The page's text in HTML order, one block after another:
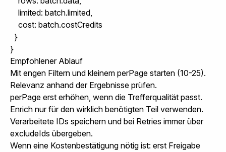
    limited: batch.limited,
    cost: batch.costCredits
  }
}
Empfohlener Ablauf
Mit engen Filtern und kleinem perPage starten (10-25).
Relevanz anhand der Ergebnisse prüfen.
perPage erst erhöhen, wenn die Trefferqualität passt.
Enrich nur für den wirklich benötigten Teil verwenden.
Verarbeitete IDs speichern und bei Retries immer über
excludeIds übergeben.
Wenn eine Kostenbestätigung nötig ist: erst Freigabe